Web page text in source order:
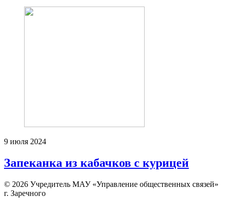
9 июля 2024
Запеканка из кабачков с курицей
© 2026 Учредитель МАУ «Управление общественных связей»
г. Заречного